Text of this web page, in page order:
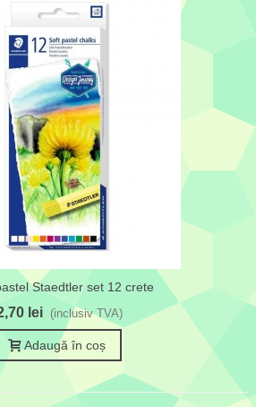
Staedtler set 12 crete
lei (inclusiv TVA)
Adaugă în coș